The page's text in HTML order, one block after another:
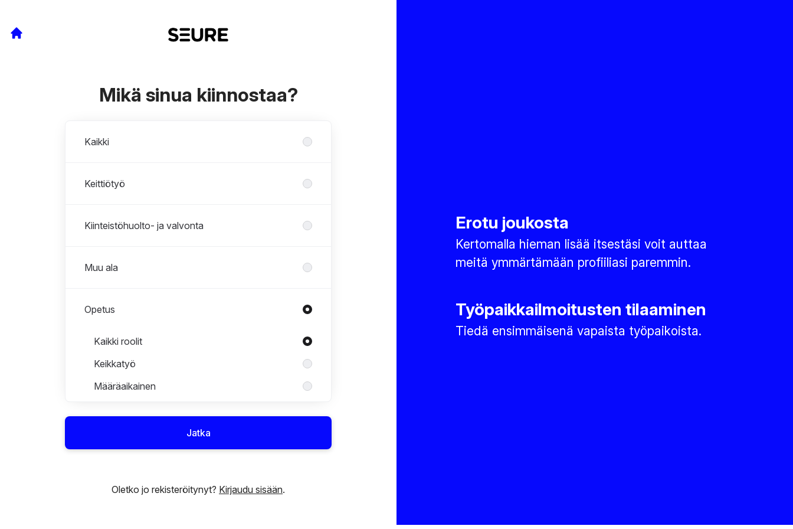
Mikä sinua kiinnostaa?
Kaikki
Keittiötyö
Kiinteistöhuolto- ja valvonta
Muu ala
Opetus
Roolit osastossa Opetus
Kaikki roolit
Keikkatyö
Määräaikainen
Jatka
Oletko jo rekisteröitynyt? Kirjaudu sisään.
Erotu joukosta
Kertomalla hieman lisää itsestäsi voit auttaa
meitä ymmärtämään profiiliasi paremmin.
Työpaikkailmoitusten tilaaminen
Tiedä ensimmäisenä vapaista työpaikoista.